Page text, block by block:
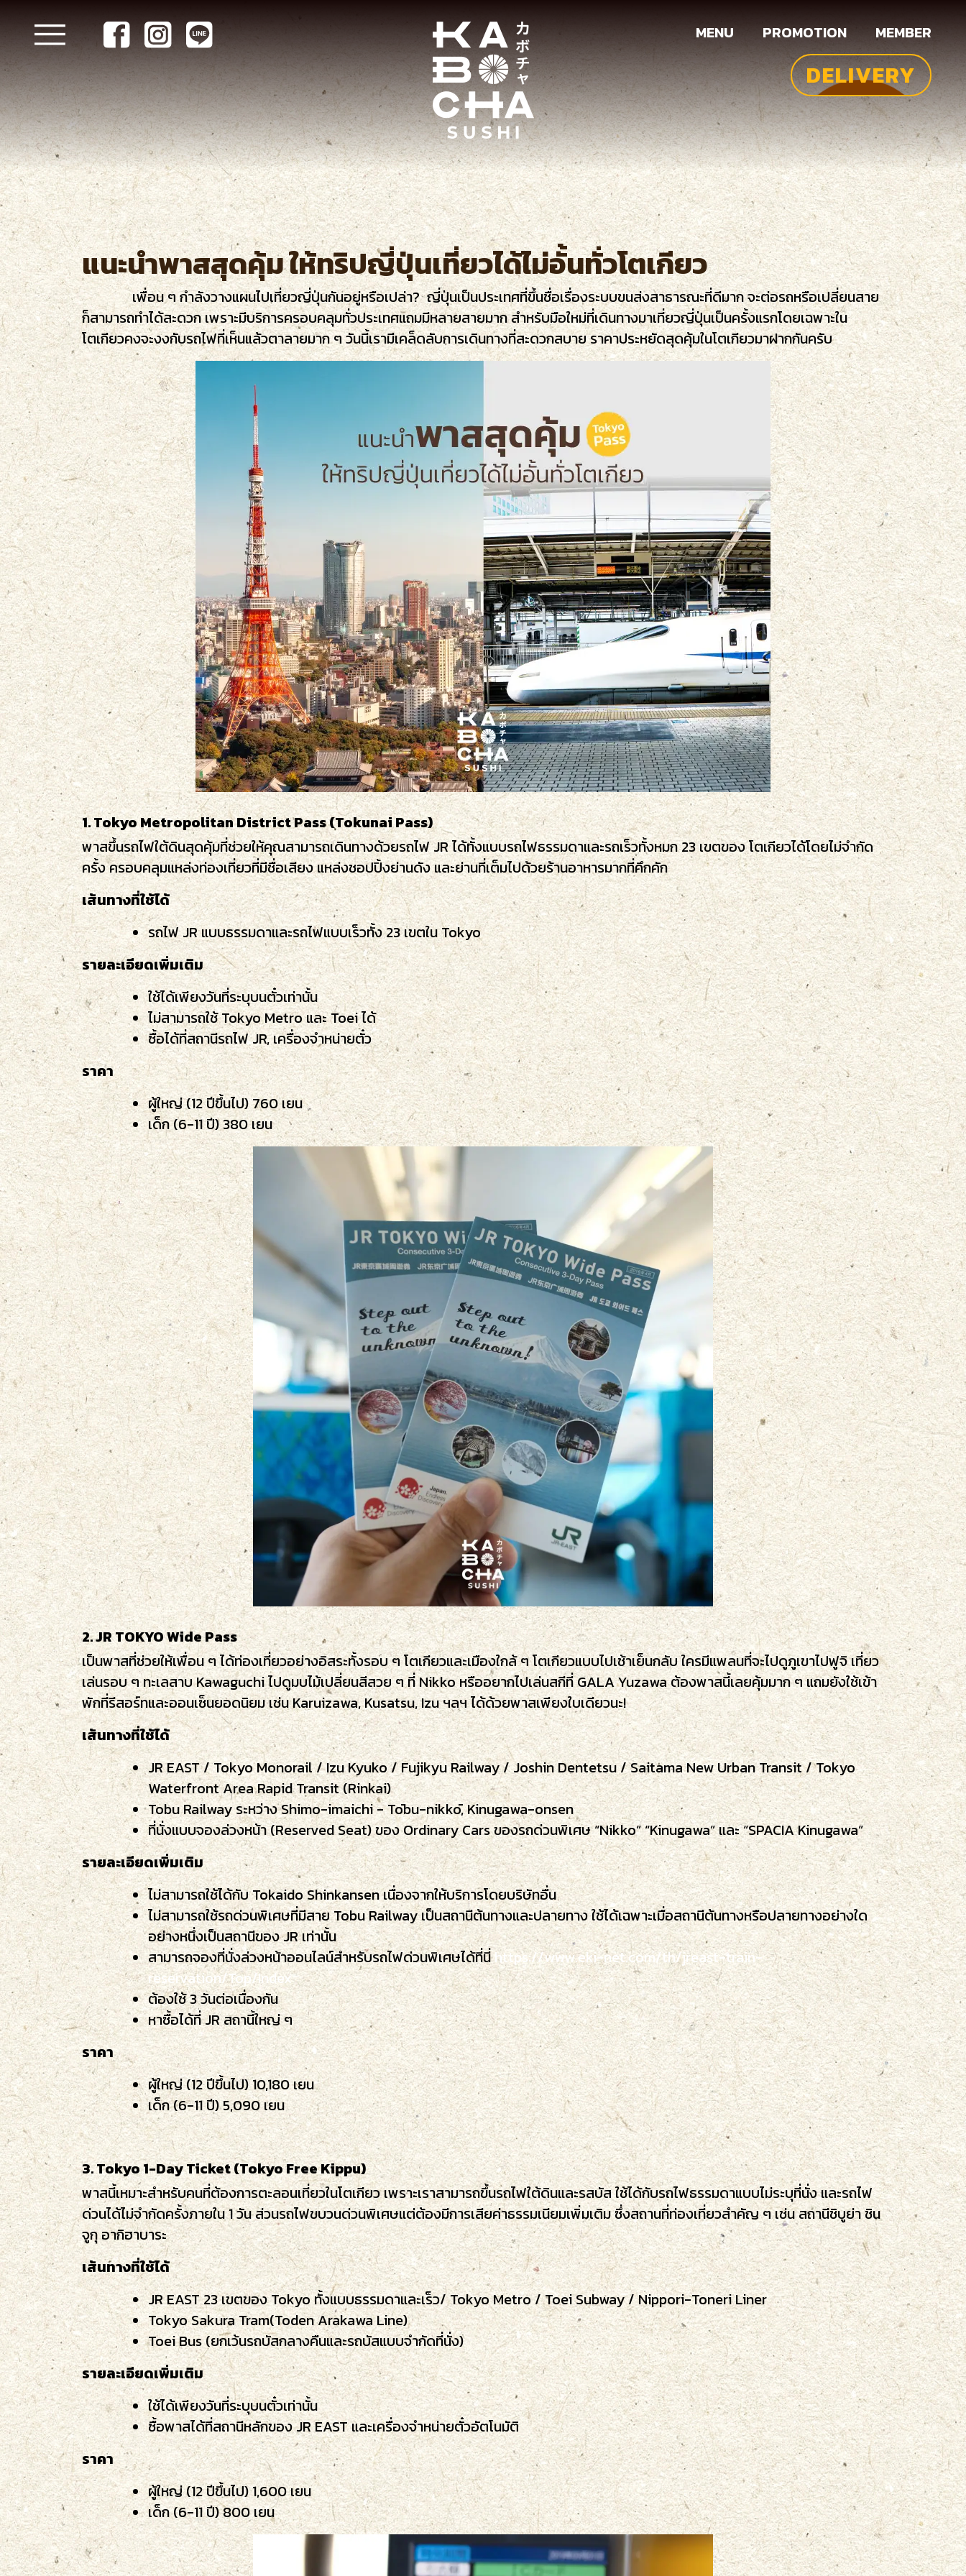
MENU PROMOTION MEMBER
DELIVERY
แนะนำพาสสุดคุ้ม ให้ทริปญี่ปุ่นเที่ยวได้ไม่อั้นทั่วโตเกียว
เพื่อน ๆ กำลังวางแผนไปเที่ยวญี่ปุ่นกันอยู่หรือเปล่า?ญี่ปุ่นเป็นประเทศที่ขึ้นชื่อเรื่องระบบขนส่งสาธารณะที่ดีมาก จะต่อรถหรือเปลี่ยนสาย
ก็สามารถทำได้สะดวก เพราะมีบริการครอบคลุมทั่วประเทศแถมมีหลายสายมาก สำหรับมือใหม่ที่เดินทางมาเที่ยวญี่ปุ่นเป็นครั้งแรกโดยเฉพาะใน
โตเกียวคงจะงงกับรถไฟที่เห็นแล้วตาลายมาก ๆ วันนี้เรามีเคล็ดลับการเดินทางที่สะดวกสบาย ราคาประหยัดสุดคุ้มในโตเกียวมาฝากกันครับ
1. Tokyo Metropolitan District Pass (Tokunai Pass)
พาสขึ้นรถไฟใต้ดินสุดคุ้มที่ช่วยให้คุณสามารถเดินทางด้วยรถไฟ JR ได้ทั้งแบบรถไฟธรรมดาและรถเร็วทั้งหมก 23 เขตของ โตเกียวได้โดยไม่จำกัด
ครั้ง ครอบคลุมแหล่งท่องเที่ยวที่มีชื่อเสียง แหล่งชอปปิ้งย่านดัง และย่านที่เต็มไปด้วยร้านอาหารมากที่คึกคัก
เส้นทางที่ใช้ได้
รถไฟ JR แบบธรรมดาและรถไฟแบบเร็วทั้ง 23 เขตใน Tokyo
รายละเอียดเพิ่มเติม
ใช้ได้เพียงวันที่ระบุบนตั๋วเท่านั้น
ไม่สามารถใช้ Tokyo Metro และ Toei ได้
ซื้อได้ที่สถานีรถไฟ JR, เครื่องจำหน่ายตั๋ว
ราคา
ผู้ใหญ่ (12 ปีขึ้นไป) 760 เยน
เด็ก (6-11 ปี) 380 เยน
2. JR TOKYO Wide Pass
เป็นพาสที่ช่วยให้เพื่อน ๆ ได้ท่องเที่ยวอย่างอิสระทั้งรอบ ๆ โตเกียวและเมืองใกล้ ๆ โตเกียวแบบไปเช้าเย็นกลับ ใครมีแพลนที่จะไปดูภูเขาไปฟูจิ เที่ยว
เล่นรอบ ๆ ทะเลสาบ Kawaguchi ไปดูมบไม้เปลี่ยนสีสวย ๆ ที่ Nikko หรืออยากไปเล่นสกีที่ GALA Yuzawa ต้องพาสนี้เลยคุ้มมาก ๆ แถมยังใช้เข้า
พักที่รีสอร์ทและออนเซ็นยอดนิยม เช่น Karuizawa, Kusatsu, Izu ฯลฯ​ ​ได้ด้วยพาสเพียงใบเดียวนะ!
เส้นทางที่ใช้ได้
JR EAST / Tokyo Monorail / Izu Kyuko / Fujikyu Railway / Joshin Dentetsu / Saitama New Urban Transit / Tokyo
Waterfront Area Rapid Transit (Rinkai)
Tobu Railway ระหว่าง Shimo-imaichi - Tōbu-nikkō, Kinugawa-onsen
ที่นั่งแบบจองล่วงหน้า (Reserved Seat) ของ Ordinary Cars ของรถด่วนพิเศษ “Nikko” “Kinugawa” และ “SPACIA Kinugawa”
รายละเอียดเพิ่มเติม
ไม่สามารถใช้ได้กับ Tokaido Shinkansen เนื่องจากให้บริการโดยบริษัทอื่น
ไม่สามารถใช้รถด่วนพิเศษที่มีสาย Tobu Railway เป็นสถานีต้นทางและปลายทาง ใช้ได้เฉพาะเมื่อสถานีต้นทางหรือปลายทางอย่างใด
อย่างหนึ่งเป็นสถานีของ JR เท่านั้น
สามารถจองที่นั่งล่วงหน้าออนไลน์สำหรับรถไฟด่วนพิเศษได้ที่นี่https://www.eki-net.com/th/jreast-train-
reservation/Top/Index
ต้องใช้ 3 วันต่อเนื่องกัน
หาซื้อได้ที่ JR สถานี้ใหญ่ ๆ
ราคา
ผู้ใหญ่ (12 ปีขึ้นไป) 10,180 เยน
เด็ก (6-11 ปี) 5,090 เยน
3. Tokyo 1-Day Ticket (Tokyo Free Kippu)
พาสนี้เหมาะสำหรับคนที่ต้องการตะลอนเที่ยวในโตเกียว เพราะเราสามารถขึ้นรถไฟใต้ดินและรสบัส ใช้ได้กับรถไฟธรรมดาแบบไม่ระบุที่นั่ง และรถไฟ
ด่วนได้ไม่จำกัดครั้งภายใน 1 วัน ส่วนรถไฟขบวนด่วนพิเศษแต่ต้องมีการเสียค่าธรรมเนียมเพิ่มเติม ซึ่งสถานที่ท่องเที่ยวสำคัญ ๆ เช่น สถานีชิบูย่า ชิน
จูกุ อากิฮาบาระ
เส้นทางที่ใช้ได้
JR EAST 23 เขตของ Tokyo ทั้งแบบธรรมดาและเร็ว/ Tokyo Metro / Toei Subway / Nippori-Toneri Liner
Tokyo Sakura Tram(Toden Arakawa Line)
Toei Bus (ยกเว้นรถบัสกลางคืนและรถบัสแบบจำกัดที่นั่ง)
รายละเอียดเพิ่มเติม
ใช้ได้เพียงวันที่ระบุบนตั๋วเท่านั้น
ซื้อพาสได้ที่สถานีหลักของ JR EAST และเครื่องจำหน่ายตั๋วอัตโนมัติ
ราคา
ผู้ใหญ่ (12 ปีขึ้นไป) 1,600 เยน
เด็ก (6-11 ปี) 800 เยน